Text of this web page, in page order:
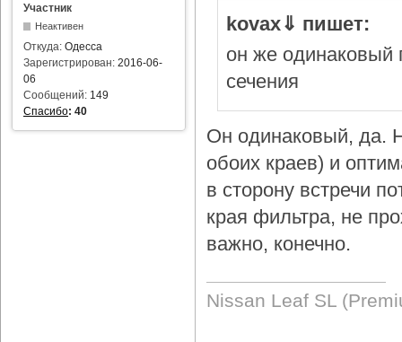
Участник
Неактивен
Откуда: Одесса
Зарегистрирован: 2016-06-
06
Сообщений: 149
Спасибо: 40
kovax⇓ пишет:
он же одинаковый
сечения
Он одинаковый, да.
обоих краев) и
в сторону встречи
края фильтра, не
важно, конечно.
Nissan Leaf SL